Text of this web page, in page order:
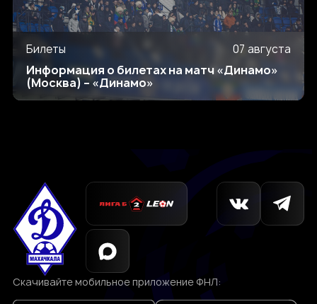
Билеты 07 августа
Информация о билетах на матч «Динамо»
(Москва) – «Динамо»
Скачивайте мобильное приложение ФНЛ: